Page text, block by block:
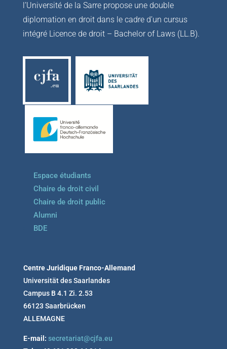
l’Université de la Sarre propose une double
diplomation en droit dans le cadre d’un cursus
intégré Licence de droit – Bachelor of Laws (LL.B).
Espace étudiants
Chaire de droit civil
Chaire de droit public
Alumni
BDE
Centre Juridique Franco-Allemand
Universität des Saarlandes
Campus B 4.1 Zi. 2.53
66123 Saarbrücken
ALLEMAGNE
E-mail: secretariat@cjfa.eu